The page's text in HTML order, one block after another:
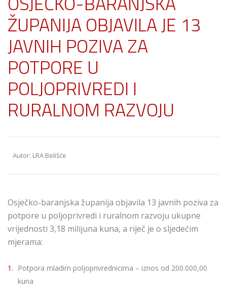
ŽUPANIJA OBJAVILA JE 13
JAVNIH POZIVA ZA
POTPORE U
POLJOPRIVREDI I
RURALNOM RAZVOJU
Autor: LRA Belišće
Osječko-baranjska županija objavila 13 javnih poziva za
potpore u poljoprivredi i ruralnom razvoju ukupne
vrijednosti 3,18 milijuna kuna, a riječ je o sljedećim
mjerama:
Potpora mladim poljoprivrednicima – iznos od 200.000,00
kuna